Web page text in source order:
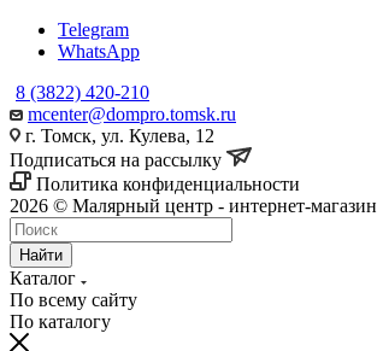
Telegram
WhatsApp
8 (3822) 420-210
mcenter@dompro.tomsk.ru
г. Томск, ул. Кулева, 12
Подписаться на рассылку
Политика конфиденциальности
2026 © Малярный центр - интернет-магазин
Найти
Каталог
По всему сайту
По каталогу